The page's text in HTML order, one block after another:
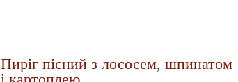
Пиріг пісний з лососем, шпинатом